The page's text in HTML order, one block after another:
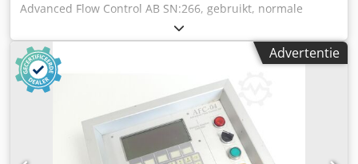
Advanced Flow Control AB SN:266, gebruikt, normale
gebruikssporen, 100% functioneel, levering volgens foto's
Crsdpfox Eqqqox Afiof
Advertentie